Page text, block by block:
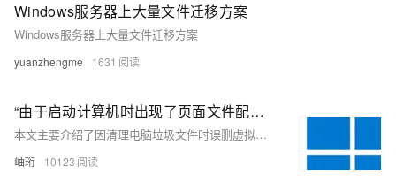
Windows服务器上大量文件迁移方案
Windows服务器上大量文件迁移方案
yuanzhengme 1631
“由于启动计算机时出现了页面文件配置问题，Windows在你的计算机上创建了一个临时页面文件。。。”的问题解决
本文主要介绍了因清理电脑垃圾文件时误删虚拟内存导致的Windows页面文件配置问题，并提供了详细的解决步骤。问题表现为开机后出现临时页面文件创建的提示弹窗。解决方法包括通过控制面板或快捷键进入高级系统设置，进而调整虚拟内存设置：进入性能选项中的虚拟内存栏，选择自动管理所有驱动器的分页文件大小，最后确认并重启计算机以恢复正常运行。
岫珩 10123